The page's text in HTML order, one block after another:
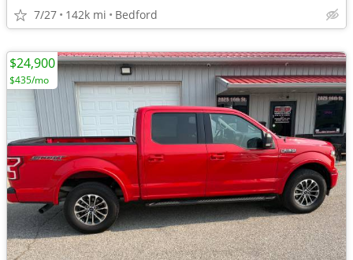
7/27 142k mi Bedford
$24,900
$435/mo